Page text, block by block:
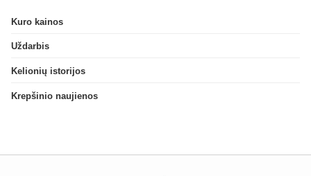
Kuro kainos
Uždarbis
Kelionių istorijos
Krepšinio naujienos